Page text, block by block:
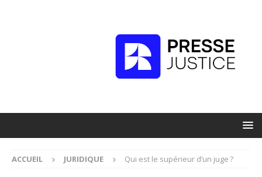
ACCUEIL JURIDIQUE Qui est le supérieur d’un juge ?